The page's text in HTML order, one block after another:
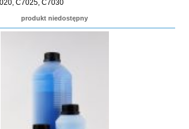
C7025, C7030
produkt niedostępny